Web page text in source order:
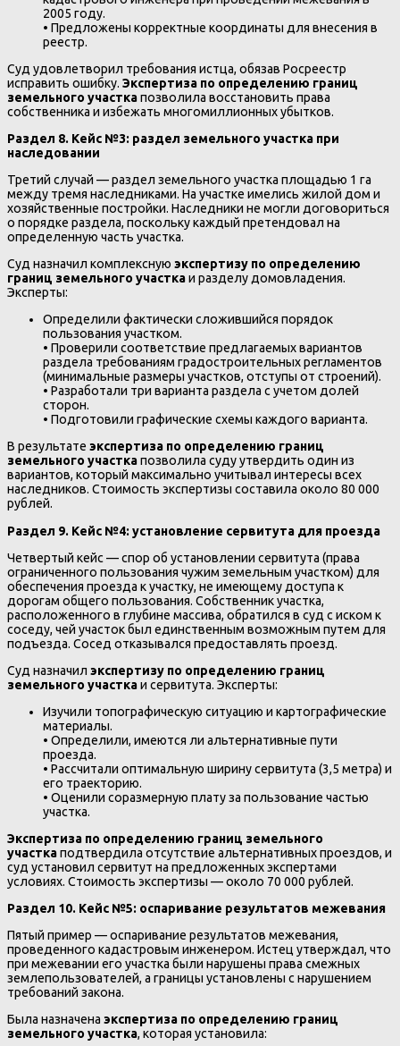
2005 году.
• Предложены корректные координаты для внесения в
реестр.
Суд удовлетворил требования истца, обязав Росреестр
исправить ошибку. Экспертиза по определению границ
земельного участкапозволила восстановить права
собственника и избежать многомиллионных убытков.
Раздел 8. Кейс №3: раздел земельного участка при
наследовании
Третий случай — раздел земельного участка площадью 1 га
между тремя наследниками. На участке имелись жилой дом и
хозяйственные постройки. Наследники не могли договориться
о порядке раздела, поскольку каждый претендовал на
определенную часть участка.
Суд назначил комплексную экспертизу по определению
границ земельного участкаи разделу домовладения.
Эксперты:
Определили фактически сложившийся порядок
пользования участком.
• Проверили соответствие предлагаемых вариантов
раздела требованиям градостроительных регламентов
(минимальные размеры участков, отступы от строений).
• Разработали три варианта раздела с учетом долей
сторон.
• Подготовили графические схемы каждого варианта.
В результате экспертиза по определению границ
земельного участкапозволила суду утвердить один из
вариантов, который максимально учитывал интересы всех
наследников. Стоимость экспертизы составила около 80 000
рублей.
Раздел 9. Кейс №4: установление сервитута для проезда
Четвертый кейс — спор об установлении сервитута (права
ограниченного пользования чужим земельным участком) для
обеспечения проезда к участку, не имеющему доступа к
дорогам общего пользования. Собственник участка,
расположенного в глубине массива, обратился в суд с иском к
соседу, чей участок был единственным возможным путем для
подъезда. Сосед отказывался предоставлять проезд.
Суд назначил экспертизу по определению границ
земельного участкаи сервитута. Эксперты:
Изучили топографическую ситуацию и картографические
материалы.
• Определили, имеются ли альтернативные пути
проезда.
• Рассчитали оптимальную ширину сервитута (3,5 метра) и
его траекторию.
• Оценили соразмерную плату за пользование частью
участка.
Экспертиза по определению границ земельного
участкаподтвердила отсутствие альтернативных проездов, и
суд установил сервитут на предложенных экспертами
условиях. Стоимость экспертизы — около 70 000 рублей.
Раздел 10. Кейс №5: оспаривание результатов межевания
Пятый пример — оспаривание результатов межевания,
проведенного кадастровым инженером. Истец утверждал, что
при межевании его участка были нарушены права смежных
землепользователей, а границы установлены с нарушением
требований закона.
Была назначена экспертиза по определению границ
земельного участка, которая установила: